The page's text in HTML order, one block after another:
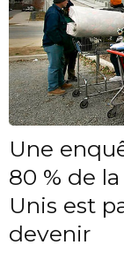
Une
80 % de
Unis est
devenir